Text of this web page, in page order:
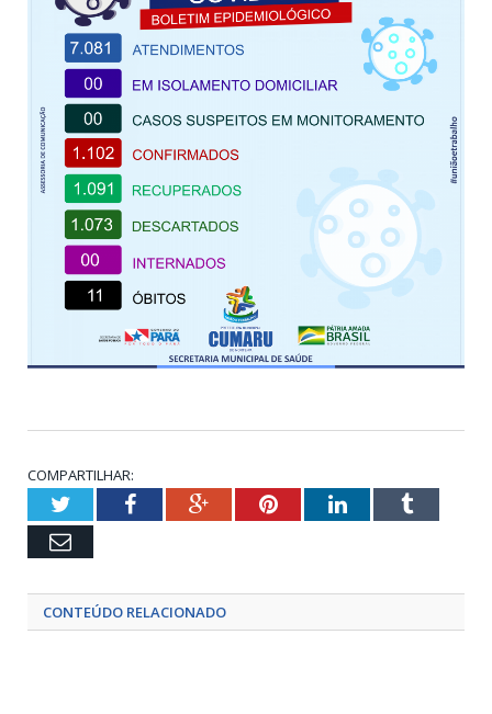
COMPARTILHAR:
TwitterFacebookGoogle+PinterestLinkedInTumblr
Email
CONTEÚDO RELACIONADO